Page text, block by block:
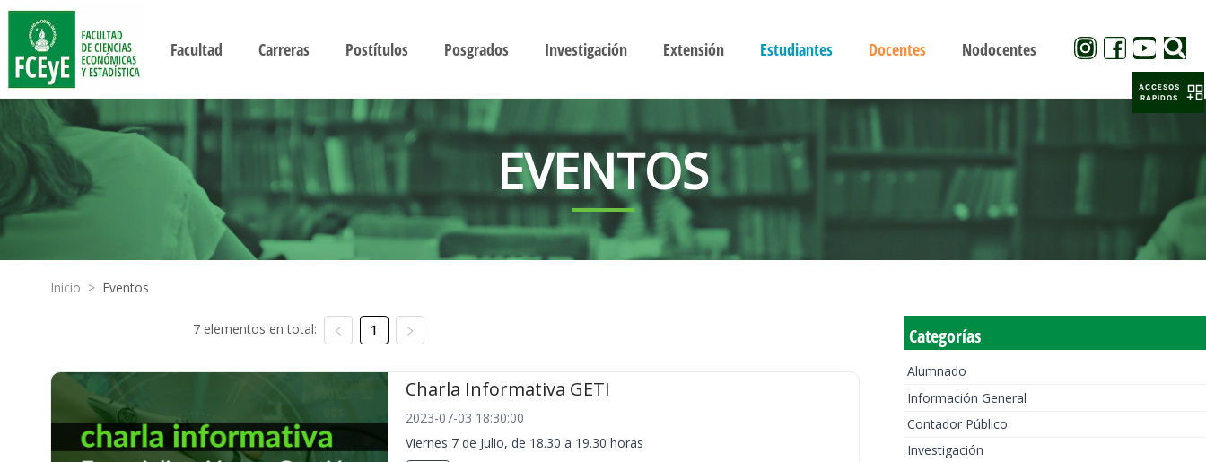
Facultad Carreras Postítulos Posgrados Investigación Extensión Estudiantes Docentes Nodocentes
EVENTOS
Inicio > Eventos
7 elementos en total: 1
Charla Informativa GETI
2023-07-03 18:30:00
Viernes 7 de Julio, de 18.30 a 19.30 horas
Categorías
Alumnado
Información General
Contador Público
Investigación
ACCESOS
RAPIDOS